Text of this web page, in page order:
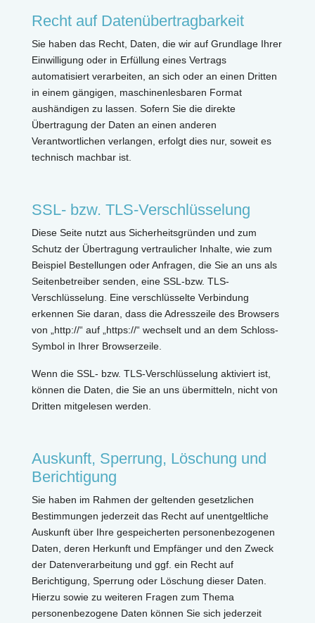
Recht auf Datenübertragbarkeit
Sie haben das Recht, Daten, die wir auf Grundlage Ihrer
Einwilligung oder in Erfüllung eines Vertrags
automatisiert verarbeiten, an sich oder an einen Dritten
in einem gängigen, maschinenlesbaren Format
aushändigen zu lassen. Sofern Sie die direkte
Übertragung der Daten an einen anderen
Verantwortlichen verlangen, erfolgt dies nur, soweit es
technisch machbar ist.
SSL- bzw. TLS-Verschlüsselung
Diese Seite nutzt aus Sicherheitsgründen und zum
Schutz der Übertragung vertraulicher Inhalte, wie zum
Beispiel Bestellungen oder Anfragen, die Sie an uns als
Seitenbetreiber senden, eine SSL-bzw. TLS-
Verschlüsselung. Eine verschlüsselte Verbindung
erkennen Sie daran, dass die Adresszeile des Browsers
von „http://“ auf „https://“ wechselt und an dem Schloss-
Symbol in Ihrer Browserzeile.
Wenn die SSL- bzw. TLS-Verschlüsselung aktiviert ist,
können die Daten, die Sie an uns übermitteln, nicht von
Dritten mitgelesen werden.
Auskunft, Sperrung, Löschung und
Berichtigung
Sie haben im Rahmen der geltenden gesetzlichen
Bestimmungen jederzeit das Recht auf unentgeltliche
Auskunft über Ihre gespeicherten personenbezogenen
Daten, deren Herkunft und Empfänger und den Zweck
der Datenverarbeitung und ggf. ein Recht auf
Berichtigung, Sperrung oder Löschung dieser Daten.
Hierzu sowie zu weiteren Fragen zum Thema
personenbezogene Daten können Sie sich jederzeit